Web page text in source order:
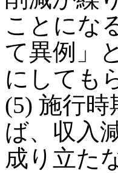
ことにな
て異例」
にしても
(5) 施行
ば、収入
成り立た